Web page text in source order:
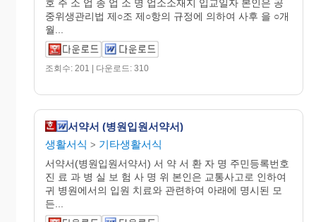
호 주 소 업 종 업 소 명 업소소재지 입교일자 본인은 공
중위생관리법 제○조 제○항의 규정에 의하여 사후 을 ○개
월...
조회수: 201 | 다운로드: 310
서약서 (병원입원서약서)
생활서식 > 기타생활서식
서약서(병원입원서약서) 서 약 서 환 자 명 주민등록번호
진 료 과 병 실 보 험 사 명 위 본인은 교통사고로 인하여
귀 병원에서의 입원 치료와 관련하여 아래에 명시된 모
든...